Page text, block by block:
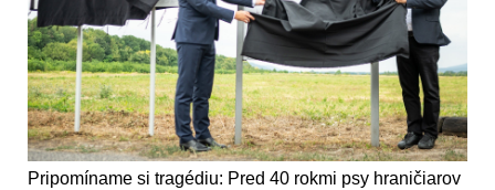
Pripomíname si tragédiu: Pred 40 rokmi psy hraničiarov